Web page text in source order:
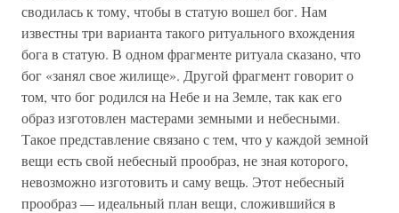
сводилась к тому, чтобы в статую вошел бог. Нам
известны три варианта такого ритуального вхождения
бога в статую. В одном фрагменте ритуала сказано, что
бог «занял свое жилище». Другой фрагмент говорит о
том, что бог родился на Небе и на Земле, так как его
образ изготовлен мастерами земными и небесными.
Такое представление связано с тем, что у каждой земной
вещи есть свой небесный прообраз, не зная которого,
невозможно изготовить и саму вещь. Этот небесный
прообраз — идеальный план вещи, сложившийся в